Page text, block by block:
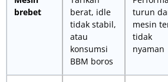
brebet
berat, idle
tidak stabil,
atau
konsumsi
BBM boros
turun
mesin
tidak
nyaman